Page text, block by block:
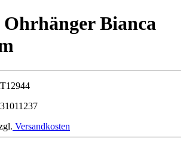
Bianca
Versandkosten